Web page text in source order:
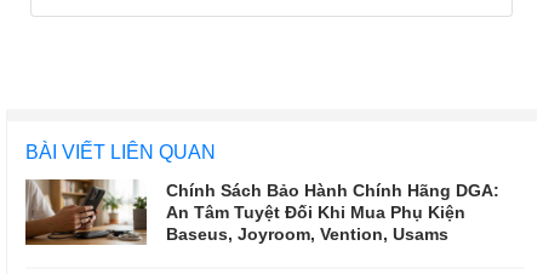
BÀI VIẾT LIÊN QUAN
Chính Sách Bảo Hành Chính Hãng DGA:
An Tâm Tuyệt Đối Khi Mua Phụ Kiện
Baseus, Joyroom, Vention, Usams